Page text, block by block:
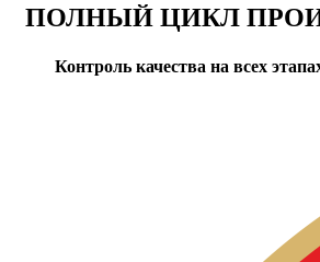
ПОЛНЫЙ ЦИКЛ
Контроль качества на всех